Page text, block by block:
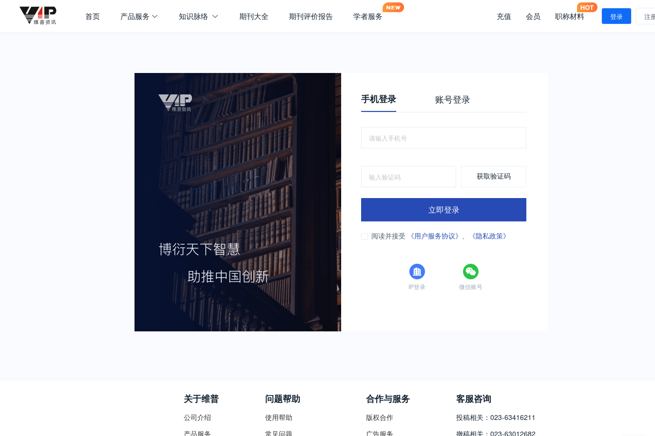
首页 产品服务 知识脉络 期刊大全 期刊评价报告 学者服务 充值 会员 职称材料 登录 注
手机登录 账号登录
获取验证码
立即登录
阅读并接受 《用户服务协议》 、 《隐私政策》
IP登录 微信账号
关于维普
公司介绍
产品服务
问题帮助
使用帮助
常见问题
合作与服务
版权合作
广告服务
客服咨询
投稿相关：023-63416211
撤稿相关：023-63012682